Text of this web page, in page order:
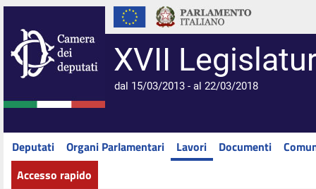
XVII
dal 15/03/2013 - al 22/03/2018
Deputati Organi Parlamentari Lavori Documenti
Accesso rapido